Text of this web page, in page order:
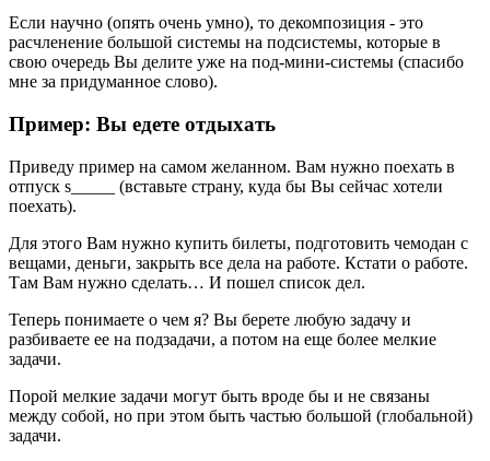
Если научно (опять очень умно), то декомпозиция - это
расчленение большой системы на подсистемы, которые в
свою очередь Вы делите уже на под-мини-системы (спасибо
мне за придуманное слово).
Пример: Вы едете отдыхать
Приведу пример на самом желанном. Вам нужно поехать в
отпуск s_____ (вставьте страну, куда бы Вы сейчас хотели
поехать).
Для этого Вам нужно купить билеты, подготовить чемодан с
вещами, деньги, закрыть все дела на работе. Кстати о работе.
Там Вам нужно сделать… И пошел список дел.
Теперь понимаете о чем я? Вы берете любую задачу и
разбиваете ее на подзадачи, а потом на еще более мелкие
задачи.
Порой мелкие задачи могут быть вроде бы и не связаны
между собой, но при этом быть частью большой (глобальной)
задачи.